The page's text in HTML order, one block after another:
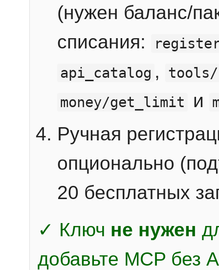
(нужен баланс/
списания:
api_catalog ,
money/get_limit
и
Ручная
опционально
20 бесплатных
✓ Ключ не нужен
добавьте MCP без